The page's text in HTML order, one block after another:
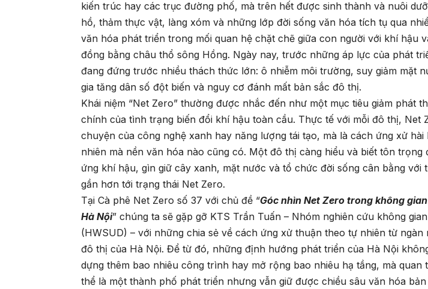
kiến trúc hay các trục đường phố, mà trên hết được sinh thành và nuôi
hồ, thảm thực vật, làng xóm và những lớp đời sống văn hóa tích tụ qua
văn hóa phát triển trong mối quan hệ chặt chẽ giữa con người với khí hậu
đồng bằng châu thổ sông Hồng. Ngày nay, trước những áp lực của phát
đang đứng trước nhiều thách thức lớn: ô nhiễm môi trường, suy giảm mặt
gia tăng dân số đột biến và nguy cơ đánh mất bản sắc đô thị.
Khái niệm “Net Zero” thường được nhắc đến như một mục tiêu giảm phát
chính của tình trạng biến đổi khí hậu toàn cầu. Thực tế với mỗi đô thị, Net
chuyện của công nghệ xanh hay năng lượng tái tạo, mà là cách ứng xử
nhiên mà nền văn hóa nào cũng có. Một đô thị càng hiểu và biết tôn
ứng khí hậu, gìn giữ cây xanh, mặt nước và tổ chức đời sống cân bằng với
gần hơn tới trạng thái Net Zero.
Tại Cà phê Net Zero số 37 với chủ đề “Góc nhìn Net Zero trong không
Hà Nội” chúng ta sẽ gặp gỡ KTS Trần Tuấn – Nhóm nghiên cứu không
(HWSUD) – với những chia sẻ về cách ứng xử thuận theo tự nhiên từ ngàn
đô thị của Hà Nội. Để từ đó, những định hướng phát triển của Hà Nội
dựng thêm bao nhiêu công trình hay mở rộng bao nhiêu hạ tầng, mà quan
thể là một thành phố phát triển nhưng vẫn giữ được chiều sâu văn hóa